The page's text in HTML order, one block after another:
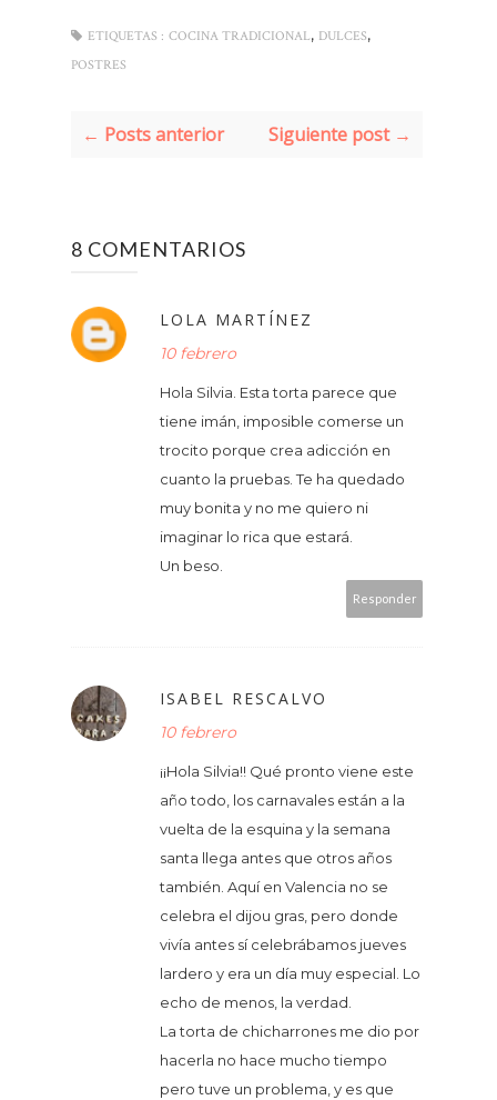
ETIQUETAS : COCINA TRADICIONAL, DULCES,
POSTRES
← Posts anterior Siguiente post →
8 COMENTARIOS
LOLA MARTÍNEZ
10 febrero
Hola Silvia. Esta torta parece que
tiene imán, imposible comerse un
trocito porque crea adicción en
cuanto la pruebas. Te ha quedado
muy bonita y no me quiero ni
imaginar lo rica que estará.
Un beso.
Responder
ISABEL RESCALVO
10 febrero
¡¡Hola Silvia!! Qué pronto viene este
año todo, los carnavales están a la
vuelta de la esquina y la semana
santa llega antes que otros años
también. Aquí en Valencia no se
celebra el dijou gras, pero donde
vivía antes sí celebrábamos jueves
lardero y era un día muy especial. Lo
echo de menos, la verdad.
La torta de chicharrones me dio por
hacerla no hace mucho tiempo
pero tuve un problema, y es que